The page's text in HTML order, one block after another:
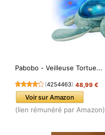
Pabobo - Veilleuse Tortue...
(4254463) 48,99 €
Voir sur Amazon
(lien rémunéré par Amazon)